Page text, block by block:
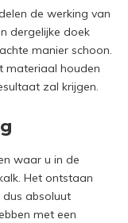
de werking van
dergelijke doek
manier schoon.
materiaal houden
zal krijgen.
waar u in de
Het ontstaan
absoluut
met een